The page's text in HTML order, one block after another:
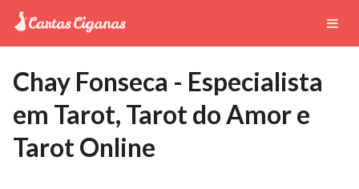
Chay Fonseca - Especialista
em Tarot, Tarot do Amor e
Tarot Online